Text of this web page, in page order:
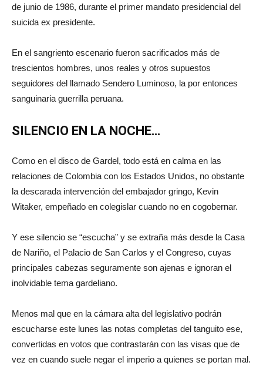
de junio de 1986, durante el primer mandato presidencial del
suicida ex presidente.
En el sangriento escenario fueron sacrificados más de
trescientos hombres, unos reales y otros supuestos
seguidores del llamado Sendero Luminoso, la por entonces
sanguinaria guerrilla peruana.
SILENCIO EN LA NOCHE…
Como en el disco de Gardel, todo está en calma en las
relaciones de Colombia con los Estados Unidos, no obstante
la descarada intervención del embajador gringo, Kevin
Witaker, empeñado en colegislar cuando no en cogobernar.
Y ese silencio se “escucha” y se extraña más desde la Casa
de Nariño, el Palacio de San Carlos y el Congreso, cuyas
principales cabezas seguramente son ajenas e ignoran el
inolvidable tema gardeliano.
Menos mal que en la cámara alta del legislativo podrán
escucharse este lunes las notas completas del tanguito ese,
convertidas en votos que contrastarán con las visas que de
vez en cuando suele negar el imperio a quienes se portan mal.